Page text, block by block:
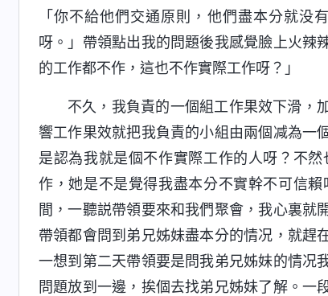
「你不給他們交通原則，他們盡本分就
呀。」帶領點出我的問題後我感覺臉上火辣
的工作都不作，這也不作實際工作呀？」
不久，我負責的一個組工作果效下滑，
響工作果效就把我負責的小組由兩個减為一
是認為我就是個不作實際工作的人呀？不
作，她是不是覺得我盡本分不實幹不可信
間，一聽説帶領要來和我們聚會，我心裏就
帶領都會問到弟兄姊妹盡本分的情况，就趕
一想到第二天帶領要是問我弟兄姊妹的情况
問題放到一邊，挨個去找弟兄姊妹了解。一